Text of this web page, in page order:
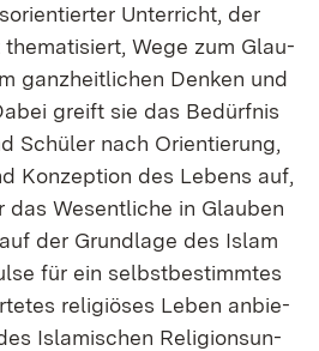
Un­ter­richt, der
We­ge zum Glau­
ganz­heit­li­chen Den­ken und
greift sie das Be­dürf­nis
Schü­ler nach Ori­en­tie­rung,
Kon­zep­ti­on des Le­bens auf,
We­sent­li­che in Glau­ben
der Grund­la­ge des Is­lam
für ein selbst­be­stimm­tes
re­li­giö­ses Le­ben an­bie­
Is­la­mi­schen Re­li­gi­ons­un­